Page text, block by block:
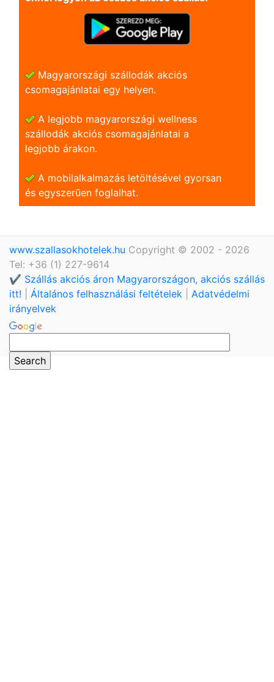
Magyarországi szállodák akciós
csomagajánlatai egy helyen.
A legjobb magyarországi wellness
szállodák akciós csomagajánlatai a
legjobb árakon.
A mobilalkalmazás letöltésével gyorsan
és egyszerũen foglalhat.
www.szallasokhotelek.hu Copyright © 2002 - 2026
Tel: +36 (1) 227-9614
✔️ Szállás akciós áron Magyarországon, akciós szállás
itt!
Általános felhasználási feltételek
Adatvédelmi
irányelvek